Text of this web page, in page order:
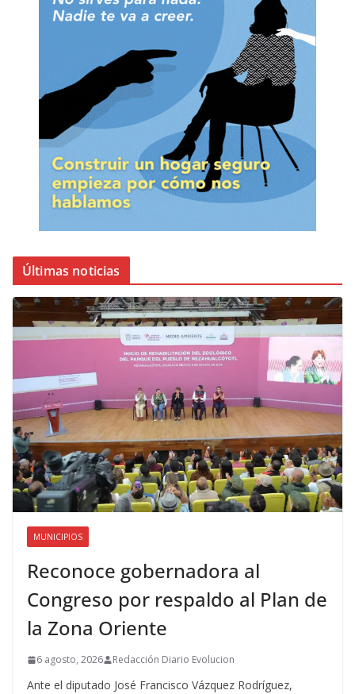
Últimas noticias
MUNICIPIOS
Reconoce gobernadora al
Congreso por respaldo al Plan de
la Zona Oriente
6 agosto, 2026 Redacción Diario Evolucion
Ante el diputado José Francisco Vázquez Rodríguez,